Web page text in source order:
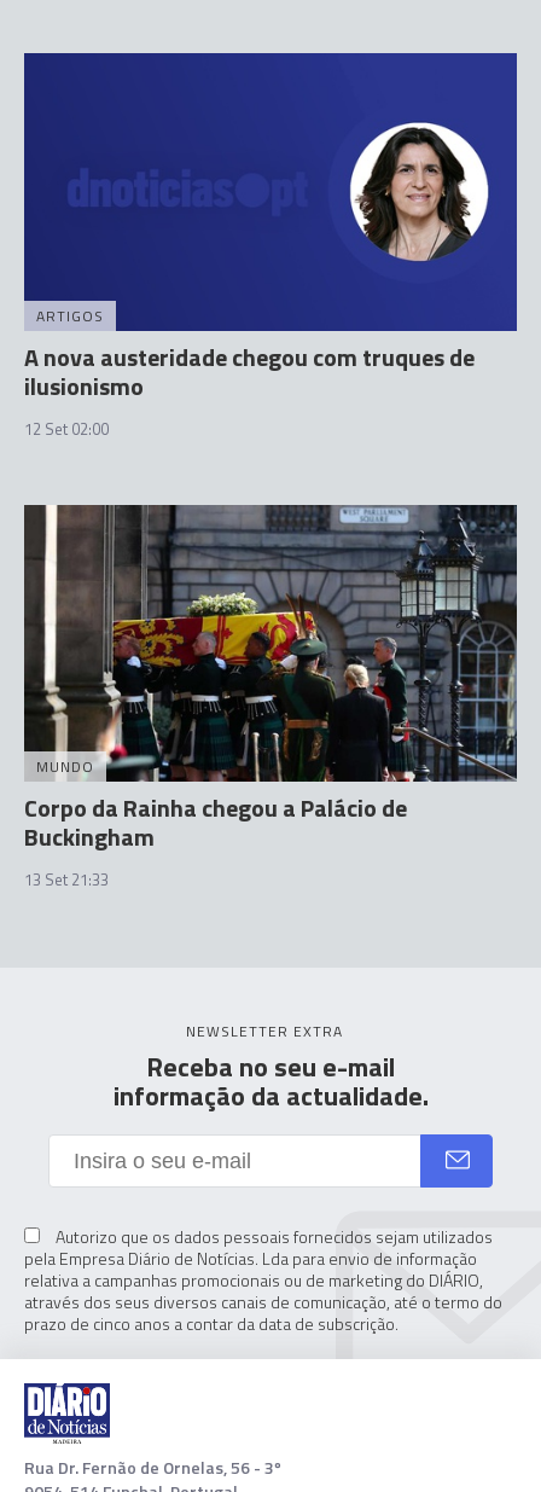
ARTIGOS
A nova austeridade chegou com truques de
ilusionismo
12 Set 02:00
MUNDO
Corpo da Rainha chegou a Palácio de
Buckingham
13 Set 21:33
NEWSLETTER EXTRA
Receba no seu e-mail
informação da actualidade.
Autorizo que os dados pessoais fornecidos sejam utilizados
pela Empresa Diário de Notícias. Lda para envio de informação
relativa a campanhas promocionais ou de marketing do DIÁRIO,
através dos seus diversos canais de comunicação, até o termo do
prazo de cinco anos a contar da data de subscrição.
Rua Dr. Fernão de Ornelas, 56 - 3º